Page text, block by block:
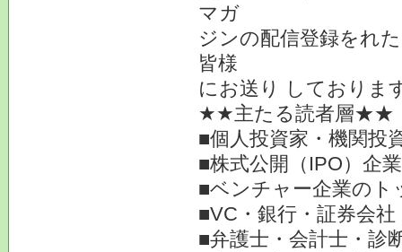
マガ
ジンの配信登録をれ
皆様
にお送り しておりま
★★主たる読者層★★
■個人投資家・機関投
■株式公開（IPO）企
■ベンチャー企業のト
■VC・銀行・証券会
■弁護士・会計士・診